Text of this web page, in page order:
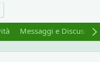
Messaggi e